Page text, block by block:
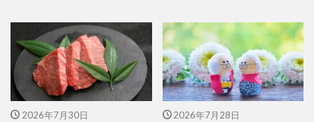
2026年7月30日 2026年7月28日